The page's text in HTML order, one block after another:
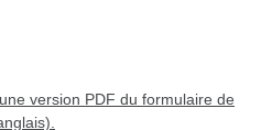
version PDF du formulaire de